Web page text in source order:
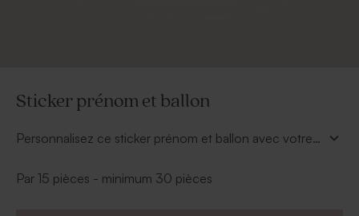
Sticker prénom et ballon
Personnalisez ce sticker prénom et ballon avec votre
couleurs disponibles : rose, menthe, et moutarde.
Par 15 pièces - minimum 30 pièces